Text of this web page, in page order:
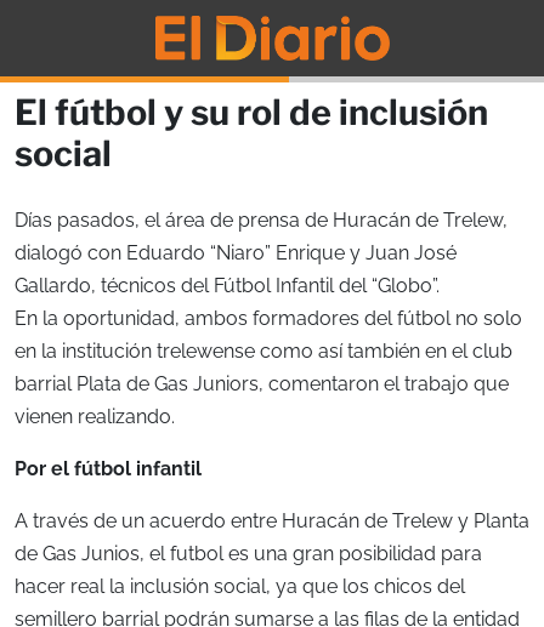
El fútbol y su rol de inclusión
social
Días pasados, el área de prensa de Huracán de Trelew,
dialogó con Eduardo “Niaro” Enrique y Juan José
Gallardo, técnicos del Fútbol Infantil del “Globo”.
En la oportunidad, ambos formadores del fútbol no solo
en la institución trelewense como así también en el club
barrial Plata de Gas Juniors, comentaron el trabajo que
vienen realizando.
Por el fútbol infantil
A través de un acuerdo entre Huracán de Trelew y Planta
de Gas Junios, el futbol es una gran posibilidad para
hacer real la inclusión social, ya que los chicos del
semillero barrial podrán sumarse a las filas de la entidad